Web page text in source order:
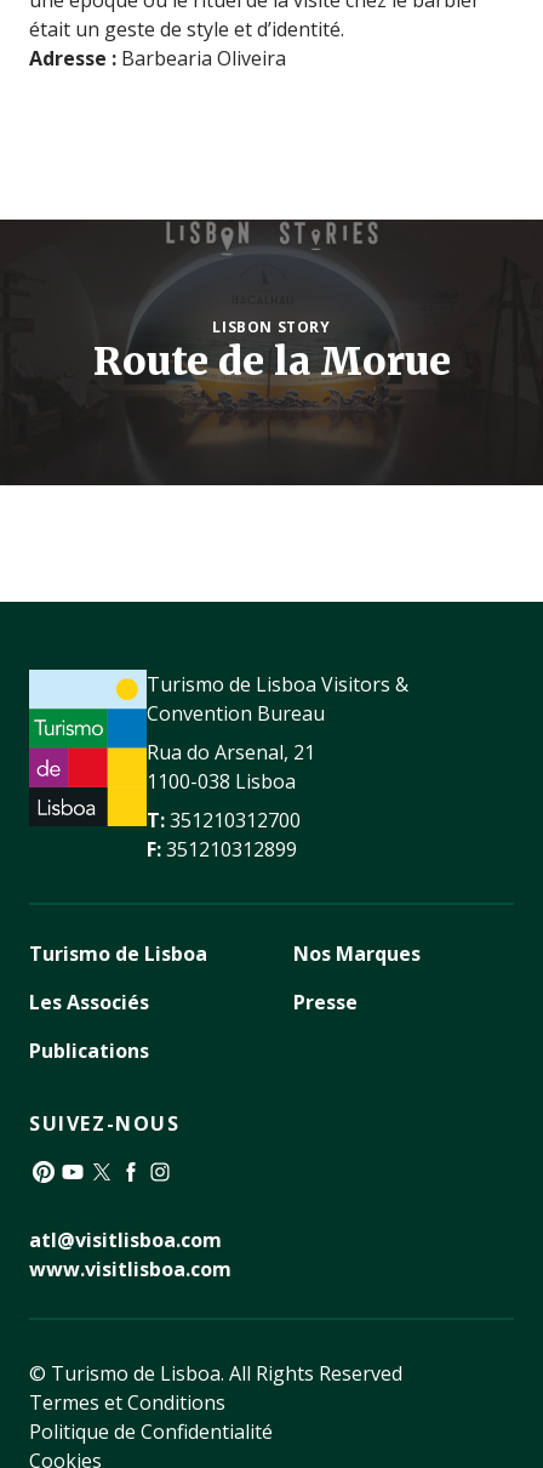
était un geste de style et d’identité.
Adresse : Barbearia Oliveira
LISBON STORY
Route de la Morue
Turismo de Lisboa Visitors &
Convention Bureau
Rua do Arsenal, 21
1100-038 Lisboa
T:351210312700
F:351210312899
Turismo de Lisboa
Les Associés
Publications
Nos Marques
Presse
SUIVEZ-NOUS
atl@visitlisboa.com
www.visitlisboa.com
© Turismo de Lisboa. All Rights Reserved
Termes et Conditions
Politique de Confidentialité
Cookies